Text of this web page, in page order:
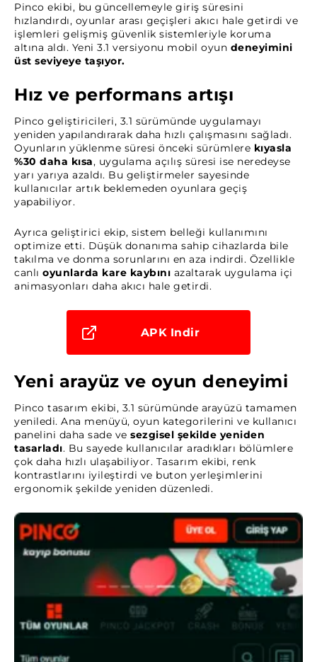
Pinco ekibi, bu güncellemeyle giriş süresini
hızlandırdı, oyunlar arası geçişleri akıcı hale getirdi ve
işlemleri gelişmiş güvenlik sistemleriyle koruma
altına aldı. Yeni 3.1 versiyonu mobil oyun deneyimini
üst seviyeye taşıyor.
Hız ve performans artışı
Pinco geliştiricileri, 3.1 sürümünde uygulamayı
yeniden yapılandırarak daha hızlı çalışmasını sağladı.
Oyunların yüklenme süresi önceki sürümlere kıyasla
%30 daha kısa, uygulama açılış süresi ise neredeyse
yarı yarıya azaldı. Bu geliştirmeler sayesinde
kullanıcılar artık beklemeden oyunlara geçiş
yapabiliyor.
Ayrıca geliştirici ekip, sistem belleği kullanımını
optimize etti. Düşük donanıma sahip cihazlarda bile
takılma ve donma sorunlarını en aza indirdi. Özellikle
canlı oyunlarda kare kaybını azaltarak uygulama içi
animasyonları daha akıcı hale getirdi.
APK Indir
Yeni arayüz ve oyun deneyimi
Pinco tasarım ekibi, 3.1 sürümünde arayüzü tamamen
yeniledi. Ana menüyü, oyun kategorilerini ve kullanıcı
panelini daha sade ve sezgisel şekilde yeniden
tasarladı. Bu sayede kullanıcılar aradıkları bölümlere
çok daha hızlı ulaşabiliyor. Tasarım ekibi, renk
kontrastlarını iyileştirdi ve buton yerleşimlerini
ergonomik şekilde yeniden düzenledi.